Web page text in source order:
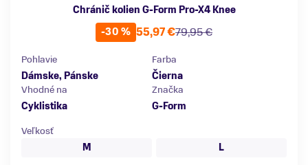
Chránič kolien G-Form Pro-X4 Knee
-30 %
79,95 €
55,97 €
Pohlavie
Dámske, Pánske
Farba
Čierna
Vhodné na
Cyklistika
Značka
G-Form
Veľkosť
M
L